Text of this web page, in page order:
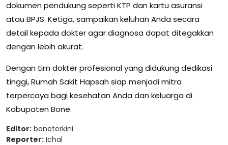
dokumen pendukung seperti KTP dan kartu asuransi
atau BPJS. Ketiga, sampaikan keluhan Anda secara
detail kepada dokter agar diagnosa dapat ditegakkan
dengan lebih akurat.
Dengan tim dokter profesional yang didukung dedikasi
tinggi, Rumah Sakit Hapsah siap menjadi mitra
terpercaya bagi kesehatan Anda dan keluarga di
Kabupaten Bone.
Editor: boneterkini
Reporter: Ichal